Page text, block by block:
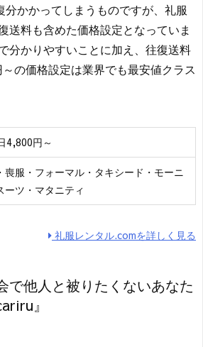
分かかってしまうものですが、礼服
送料も含めた価格設定となっていま
分かりやすいことに加え、往復送料
の価格設定は業界でも最安値クラス
4,800円～
喪服・フォーマル・タキシード・モーニ
ーツ・マタニティ
礼服レンタル.comを詳しく見る
で他人と被りたくないあなた
』